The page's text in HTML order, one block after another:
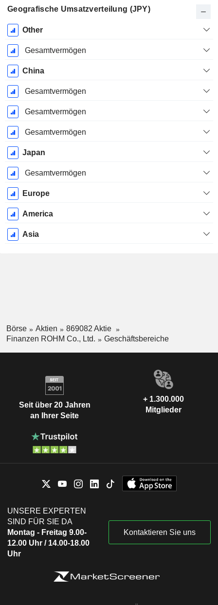
Geografische Umsatzverteilung (JPY)
Ende d.
Geschäftsjahres:
März
Other
Gesamtvermögen
China
Gesamtvermögen
Gesamtvermögen
Gesamtvermögen
Japan
Gesamtvermögen
Europe
America
Asia
Börse Aktien
869082 Aktie
Finanzen ROHM Co., Ltd.
Geschäftsbereiche
Seit über 20 Jahren
an Ihrer Seite
+ 1.300.000
Mitglieder
UNSERE EXPERTEN
SIND FÜR SIE DA
Montag - Freitag 9.00-
12.00 Uhr / 14.00-18.00
Uhr
Kontaktieren Sie uns